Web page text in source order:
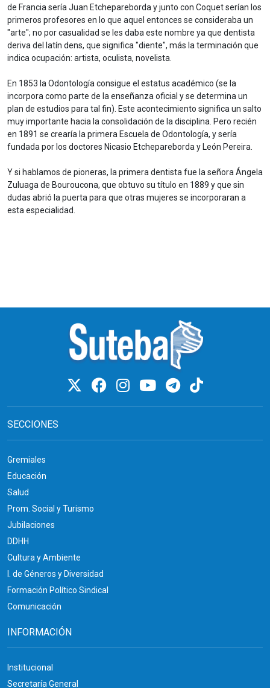
de Francia sería Juan Etchepareborda y junto con Coquet serían los
primeros profesores en lo que aquel entonces se consideraba un
"arte"; no por casualidad se les daba este nombre ya que dentista
deriva del latín dens, que significa "diente", más la terminación que
indica ocupación: artista, oculista, novelista.
En 1853 la Odontología consigue el estatus académico (se la
incorpora como parte de la enseñanza oficial y se determina un
plan de estudios para tal fin). Este acontecimiento significa un salto
muy importante hacia la consolidación de la disciplina. Pero recién
en 1891 se crearía la primera Escuela de Odontología, y sería
fundada por los doctores Nicasio Etchepareborda y León Pereira.
Y si hablamos de pioneras, la primera dentista fue la señora Ángela
Zuluaga de Bouroucona, que obtuvo su título en 1889 y que sin
dudas abrió la puerta para que otras mujeres se incorporaran a
esta especialidad.
SECCIONES
Gremiales
Educación
Salud
Prom. Social y Turismo
Jubilaciones
DDHH
Cultura y Ambiente
I. de Géneros y Diversidad
Formación Político Sindical
Comunicación
INFORMACIÓN
Institucional
Secretaría General